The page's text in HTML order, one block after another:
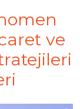
ve